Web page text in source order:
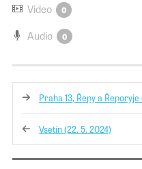
Příběhy našich sousedů
Video 0
Audio 0
Praha 13, Řepy a
Vsetín (22. 5. 2024)